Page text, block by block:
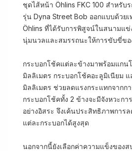
ชุดไส้หน้า Öhlins FKC 100 สำหรับ
รุ่น Dyna Street Bob ออกแบบด้วย
Öhlins ที่ได้รับการพิสูจน์ในสนามแ
นุ่มนวลและสมรรถนะให้การขับขี่ข
กระบอกโช้คแต่ละข้างมาพร้อมแกน
มิลลิเมตร กระบอกโช้คอะลูมิเนียม
มิลลิเมตร ช่วยลดแรงกระแทกจากก
กระบอกโช้คทั้ง 2 ข้างจะมีจังหวะก
อย่างอิสระ จึงเค้นประสิทธิภาพการ
แต่ละกระบอกได้สูงสุด
นอกจากนี้ยังเลือกค่าความแข็งของส